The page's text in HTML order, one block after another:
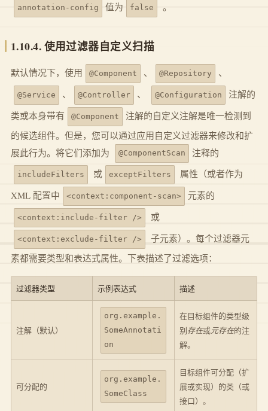
annotation-config 值为 false 。
1.10.4. 使用过滤器自定义扫描
默认情况下，使用 @Component 、 @Repository 、
@Service 、 @Controller 、 @Configuration
注解的
类或本身带有
@Component
注解的自定义注解是唯一检测到
的候选组件。但是，您可以通过应用自定义过滤器来修改和扩
展此行为。将它们添加为
@ComponentScan 注释的
includeFilters 或 exceptFilters
属性（或者作为
XML 配置中
<context:component-scan> 元素的
<context:include-filter /> 或
<context:exclude-filter />
子元素）。每个过滤器元
素都需要类型和表达式属性。下表描述了过滤选项：
过滤器类型 示例表达式 描述
注解（默认）
org.example.
SomeAnnotati
on
在目标组件的类型级
别存在或元存在的注
解。
可分配的
org.example.
SomeClass
目标组件可分配（扩
展或实现）的类（或
接口）。